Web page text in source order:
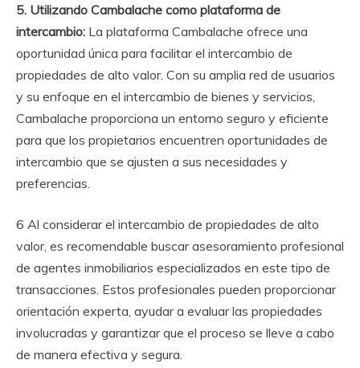
5. Utilizando Cambalache como plataforma de
intercambio: La plataforma Cambalache ofrece una
oportunidad única para facilitar el intercambio de
propiedades de alto valor. Con su amplia red de usuarios
y su enfoque en el intercambio de bienes y servicios,
Cambalache proporciona un entorno seguro y eficiente
para que los propietarios encuentren oportunidades de
intercambio que se ajusten a sus necesidades y
preferencias.
6 Al considerar el intercambio de propiedades de alto
valor, es recomendable buscar asesoramiento profesional
de agentes inmobiliarios especializados en este tipo de
transacciones. Estos profesionales pueden proporcionar
orientación experta, ayudar a evaluar las propiedades
involucradas y garantizar que el proceso se lleve a cabo
de manera efectiva y segura.